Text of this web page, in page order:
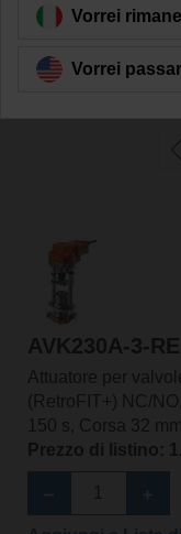
Filtra per
42risultati trovati
AVK230A-3-RE
Attuatore per
(RetroFIT+) NC/
150 s, Corsa 32
Prezzo di listino:
Vorrei
Vorrei